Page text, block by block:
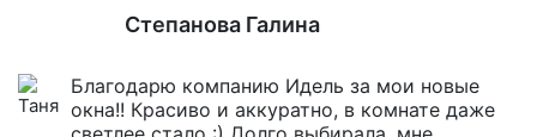
Степанова Галина
Благодарю компанию Идель за мои новые
окна!! Красиво и аккуратно, в комнате даже